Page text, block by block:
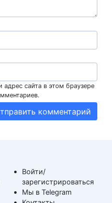
сайта в этом браузере
Войти/
зарегистрироваться
Мы в Telegram